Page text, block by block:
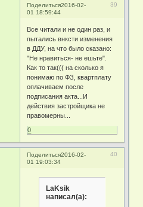
Поделиться 39
2016-02-
01 18:59:44
Все читали и не один раз, и
пытались внксти изменения
в ДДУ, на что было сказано:
"Не нравиться- не ешьте".
Как то так((( на сколько я
понимаю по ФЗ, квартплату
оплачиваем после
подписания акта...И
действия застройщика не
правомерны...
0
Поделиться 40
2016-02-
01 19:03:34
LaKsik
написал(а):